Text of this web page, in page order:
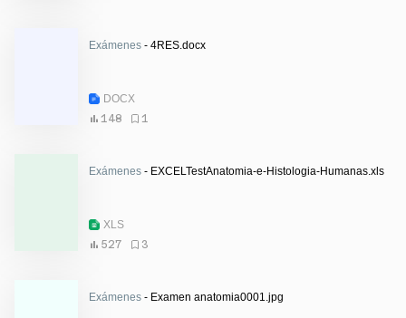
Exámenes - 4RES.docx
DOCX
148
1
Exámenes - EXCELTestAnatomia-e-Histologia-Humanas.xls
XLS
527
3
Exámenes - Examen anatomia0001.jpg